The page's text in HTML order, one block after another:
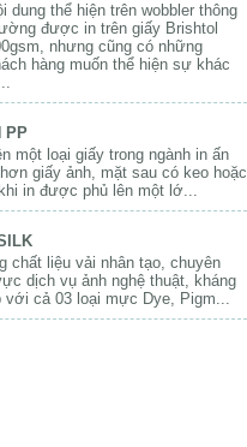
dung thể hiện trên wobbler thông
được in trên giấy Brishtol
nhưng cũng có những
hàng muốn thể hiện sự khác
PP
một loại giấy trong ngành in ấn
giấy ảnh, mặt sau có keo hoặc
in được phủ lên một lớ...
chất liệu vải nhân tạo, chuyên
dịch vụ ảnh nghệ thuật, kháng
cả 03 loại mực Dye, Pigm...